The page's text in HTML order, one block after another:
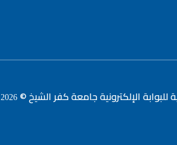
للبوابة الإلكترونية جامعة كفر الشيخ ©2026